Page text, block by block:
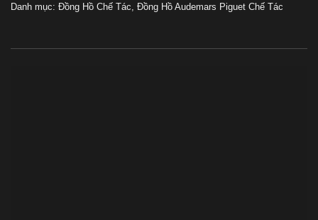
Danh mục: Đồng Hồ Chế Tác, Đồng Hồ Audemars Piguet Chế Tác